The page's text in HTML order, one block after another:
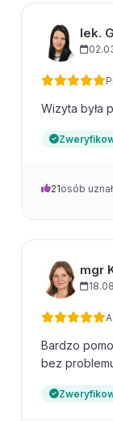
lek.
Wizyta była
21osób
mgr
Bardzo
bez